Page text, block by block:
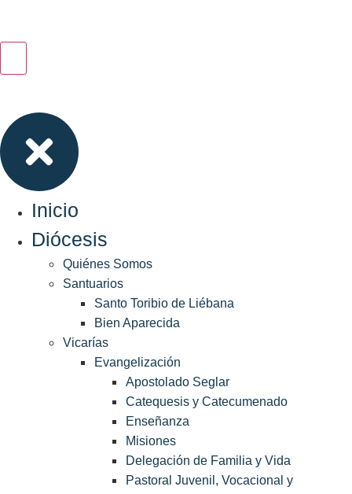
Inicio
Diócesis
Quiénes Somos
Santuarios
Santo Toribio de Liébana
Bien Aparecida
Vicarías
Evangelización
Apostolado Seglar
Catequesis y Catecumenado
Enseñanza
Misiones
Delegación de Familia y Vida
Pastoral Juvenil, Vocacional y